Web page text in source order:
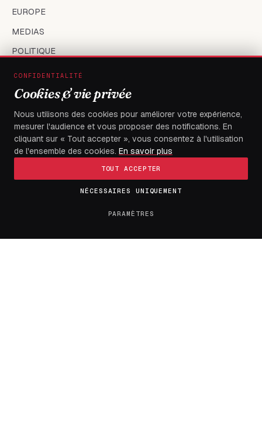
EUROPE
MEDIAS
POLITIQUE
SANTÉ
SOCIÉTÉ
SPORT
TECH
TOGO
CONFIDENTIALITÉ
Cookies & vie privée
Nous utilisons des cookies pour améliorer votre expérience,
mesurer l'audience et vous proposer des notifications. En
cliquant sur « Tout accepter », vous consentez à l'utilisation
de l'ensemble des cookies. En savoir plus
TOUT ACCEPTER
NÉCESSAIRES UNIQUEMENT
PARAMÈTRES